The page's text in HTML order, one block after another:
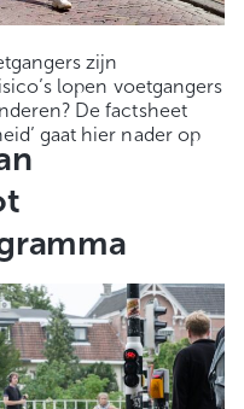
zijn
lopen voetgangers
De factsheet
gaat hier nader op